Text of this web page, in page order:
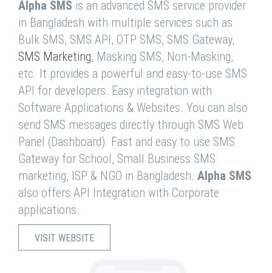
Alpha SMS is an advanced SMS service provider
in Bangladesh with multiple services such as
Bulk SMS, SMS API, OTP SMS, SMS Gateway,
SMS Marketing, Masking SMS, Non-Masking,
etc. It provides a powerful and easy-to-use SMS
API for developers. Easy integration with
Software Applications & Websites. You can also
send SMS messages directly through SMS Web
Panel (Dashboard). Fast and easy to use SMS
Gateway for School, Small Business SMS
marketing, ISP & NGO in Bangladesh. Alpha SMS
also offers API Integration with Corporate
applications.
VISIT WEBSITE